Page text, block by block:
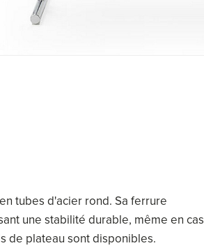
tubes d'acier rond. Sa ferrure
une stabilité durable, même en cas
de plateau sont disponibles.